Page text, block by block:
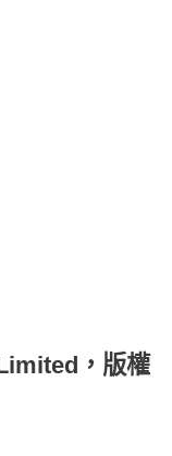
，版權